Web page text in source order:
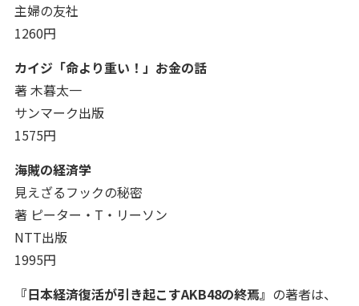
主婦の友社
1260円
カイジ「命より重い！」お金の話
著 木暮太一
サンマーク出版
1575円
海賊の経済学
見えざるフックの秘密
著 ピーター・T・リーソン
NTT出版
1995円
『日本経済復活が引き起こすAKB48の終焉』 の著者は、